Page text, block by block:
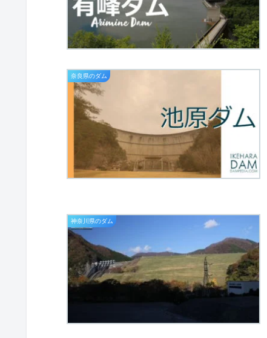
奈良県のダム
神奈川県のダム